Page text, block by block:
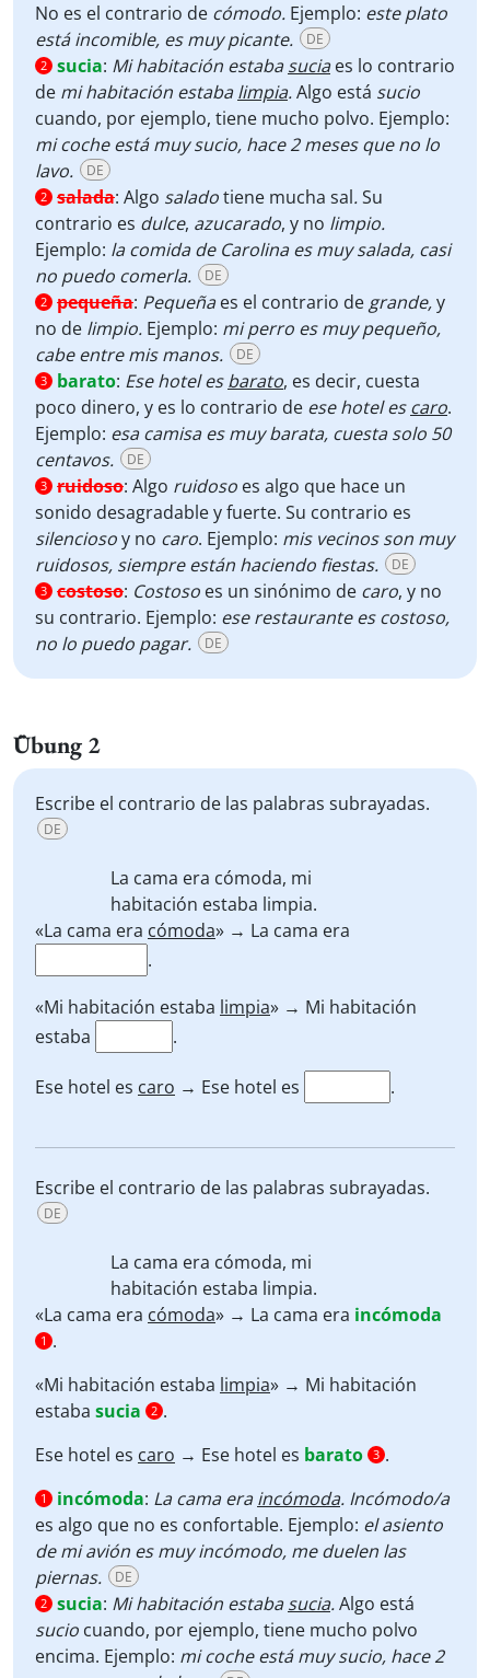
No es el contrario de cómodo. Ejemplo: este plato
está incomible, es muy picante.
DE
2 sucia: Mi habitación estabasucia es lo contrario
de mi habitación estabalimpia.Algo está sucio
cuando, por ejemplo, tiene mucho polvo. Ejemplo:
mi coche está muy sucio, hace 2 meses que no lo
lavo.
DE
2 salada: Algo saladotiene mucha sal.Su
contrario es dulce, azucarado, y no limpio.
Ejemplo: la comida de Carolina es muy salada, casi
no puedo comerla.
DE
2 pequeña: Pequeñaes el contrario de grande,y
no de limpio. Ejemplo: mi perro es muy pequeño,
cabe entre mis manos.
DE
3 barato: Ese hotel esbarato, es decir, cuesta
poco dinero, y es lo contrario de ese hotel escaro.
Ejemplo: esa camisa es muy barata, cuesta solo 50
centavos.
DE
3 ruidoso: Algo ruidoso es algo que hace un
sonido desagradable y fuerte. Su contrario es
silenciosoy no caro. Ejemplo: mis vecinos son muy
ruidosos, siempre están haciendo fiestas.
DE
3 costoso: Costoso es un sinónimo de caro, y no
su contrario. Ejemplo: ese restaurante es costoso,
no lo puedo pagar.
DE
Übung 2
Escribe el contrario de las palabras subrayadas.
DE
La cama era cómoda, mi
habitación estaba limpia.
«La cama era cómoda» → La cama era
.
«Mi habitación estaba limpia» → Mi habitación
estaba
.
Ese hotel es caro → Ese hotel es .
Escribe el contrario de las palabras subrayadas.
DE
La cama era cómoda, mi
habitación estaba limpia.
«La cama era cómoda» → La cama era incómoda
1 .
«Mi habitación estaba limpia» → Mi habitación
estaba sucia 2 .
Ese hotel es caro → Ese hotel es barato 3 .
1 incómoda: La cama eraincómoda. Incómodo/a
es algo que no es confortable. Ejemplo: el asiento
de mi avión es muy incómodo, me duelen las
piernas.
DE
2 sucia: Mi habitación estabasucia.Algo está
sucio cuando, por ejemplo, tiene mucho polvo
encima. Ejemplo: mi coche está muy sucio, hace 2